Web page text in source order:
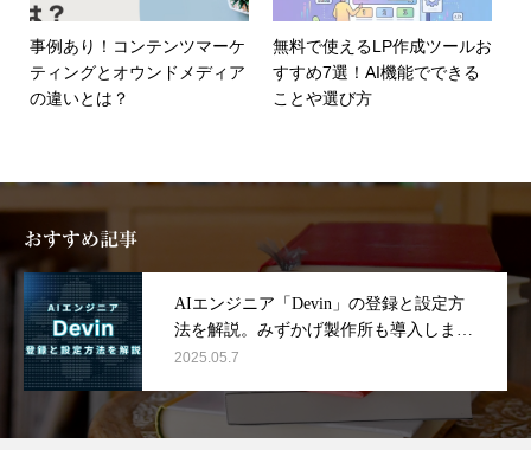
事例あり！コンテンツマーケ
ティングとオウンドメディア
の違いとは？
無料で使えるLP作成ツールお
すすめ7選！AI機能でできる
ことや選び方
おすすめ記事
AIエンジニア「Devin」の登録と設定方
法を解説。みずかげ製作所も導入しまし
た！
2025.05.7